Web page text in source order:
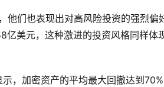
们也表现出对高风险投资的强烈偏
美元，这种激进的投资风格同样体
，加密资产的平均最大回撤达到70%